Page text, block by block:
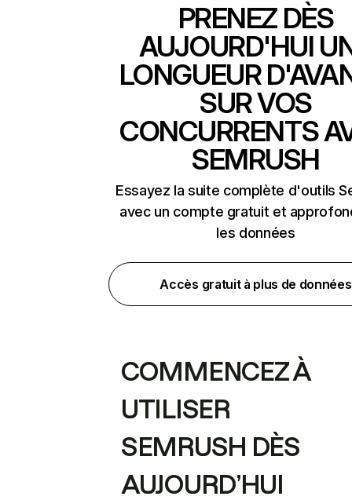
PRENEZ DÈS
AUJOURD'HUI
LONGUEUR
SUR VOS
CONCURRENTS
SEMRUSH
Essayez la suite complète d'outils
avec un compte gratuit et
les données
Accès gratuit à plus de données
COMMENCEZ À
UTILISER
SEMRUSH DÈS
AUJOURD’HUI